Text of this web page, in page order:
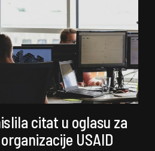
citat u oglasu za
USAID